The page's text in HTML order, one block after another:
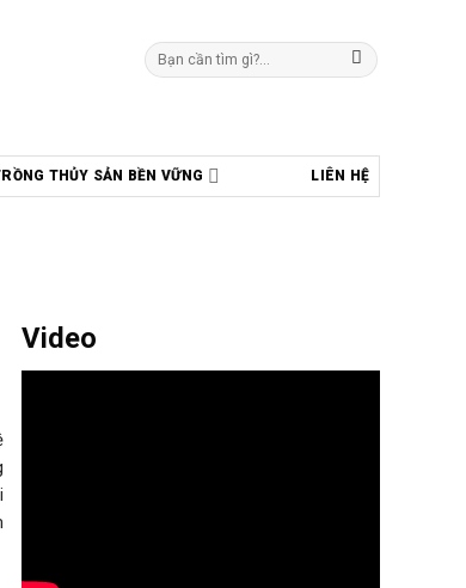
Tìm
kiếm:
THỦY SẢN BỀN VỮNG LIÊN HỆ
Video